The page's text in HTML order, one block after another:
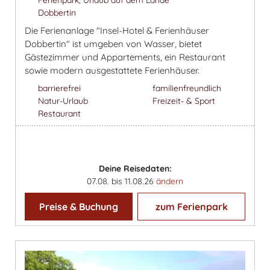
Dobbertin
Die Ferienanlage "Insel-Hotel & Ferienhäuser
Dobbertin" ist umgeben von Wasser, bietet
Gästezimmer und Appartements, ein Restaurant
sowie modern ausgestattete Ferienhäuser.
barrierefrei
Natur-Urlaub
Restaurant
familienfreundlich
Freizeit- & Sport
Deine Reisedaten:
07.08. bis 11.08.26 ändern
Preise & Buchung zum Ferienpark